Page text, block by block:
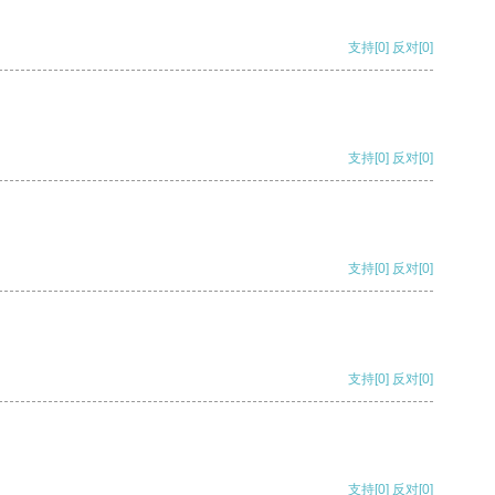
支持[0] 反对[0]
支持[0] 反对[0]
支持[0] 反对[0]
支持[0] 反对[0]
支持[0] 反对[0]